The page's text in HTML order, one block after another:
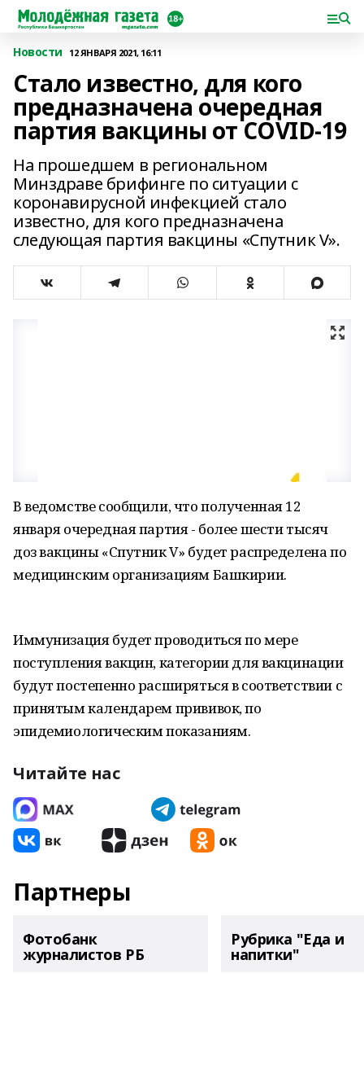
Новости 12 ЯНВАРЯ 2021, 16:11
Стало известно, для кого
предназначена очередная
партия вакцины от COVID-19
На прошедшем в региональном
Минздраве брифинге по ситуации с
коронавирусной инфекцией стало
известно, для кого предназначена
следующая партия вакцины «Спутник V».
В ведомстве сообщили, что полученная 12
января очередная партия - более шести тысяч
доз вакцины «Спутник V» будет распределена по
медицинским организациям Башкирии.
Иммунизация будет проводиться по мере
поступления вакцин, категории для вакцинации
будут постепенно расширяться в соответствии с
принятым календарем прививок, по
эпидемиологическим показаниям.
Читайте нас
Партнеры
Фотобанк
журналистов РБ
Рубрика "Еда и
напитки"